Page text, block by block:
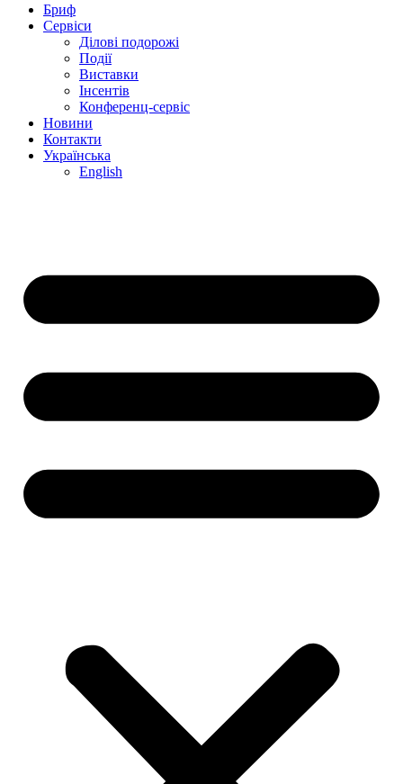
Бриф
Сервіси
Ділові подорожі
Події
Виставки
Інсентів
Конференц-сервіс
Новини
Контакти
Українська
English